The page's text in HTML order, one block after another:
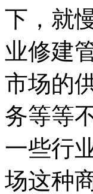
下，就
业修建
市场的
务等等
一些行
场这种